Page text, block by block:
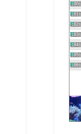
180
181
182
183
184
185
186